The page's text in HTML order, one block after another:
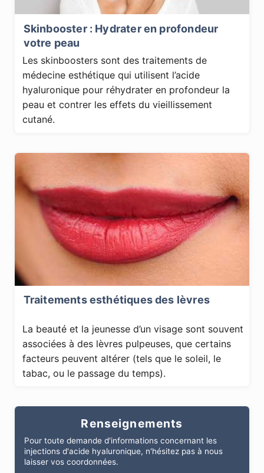
Skinbooster : Hydrater en profondeur
votre peau
Les skinboosters sont des traitements de
médecine esthétique qui utilisent l’acide
hyaluronique pour réhydrater en profondeur la
peau et contrer les effets du vieillissement
cutané.
Traitements esthétiques des lèvres
La beauté et la jeunesse d’un visage sont souvent
associées à des lèvres pulpeuses, que certains
facteurs peuvent altérer (tels que le soleil, le
tabac, ou le passage du temps).
Renseignements
Pour toute demande d'informations concernant les
injections d'acide hyaluronique, n'hésitez pas à nous
laisser vos coordonnées.